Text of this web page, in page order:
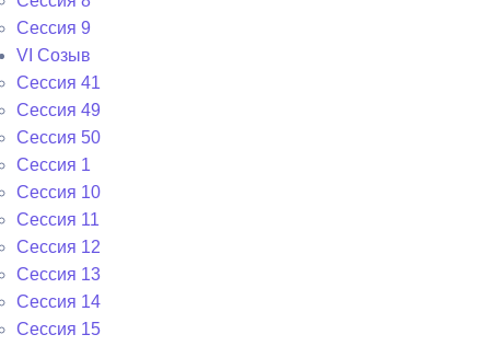
Сессия 9
VI Cозыв
Cессия 41
Cессия 49
Cессия 50
Сессия 1
Сессия 10
Сессия 11
Сессия 12
Сессия 13
Сессия 14
Сессия 15